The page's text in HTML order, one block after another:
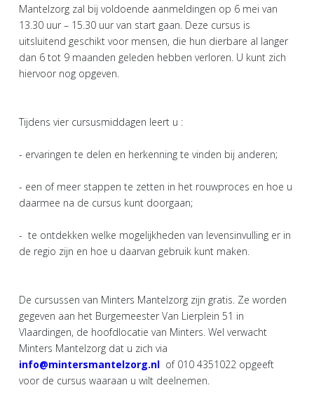
Mantelzorg zal bij voldoende aanmeldingen op 6 mei van
13.30 uur – 15.30 uur van start gaan. Deze cursus is
uitsluitend geschikt voor mensen, die hun dierbare al langer
dan 6 tot 9 maanden geleden hebben verloren. U kunt zich
hiervoor nog opgeven.
Tijdens vier cursusmiddagen leert u :
- ervaringen te delen en herkenning te vinden bij anderen;
- een of meer stappen te zetten in het rouwproces en hoe u
daarmee na de cursus kunt doorgaan;
- te ontdekken welke mogelijkheden van levensinvulling er in
de regio zijn en hoe u daarvan gebruik kunt maken.
De cursussen van Minters Mantelzorg zijn gratis. Ze worden
gegeven aan het Burgemeester Van Lierplein 51 in
Vlaardingen, de hoofdlocatie van Minters. Wel verwacht
Minters Mantelzorg dat u zich via
info@mintersmantelzorg.nl of 010 4351022 opgeeft
voor de cursus waaraan u wilt deelnemen.